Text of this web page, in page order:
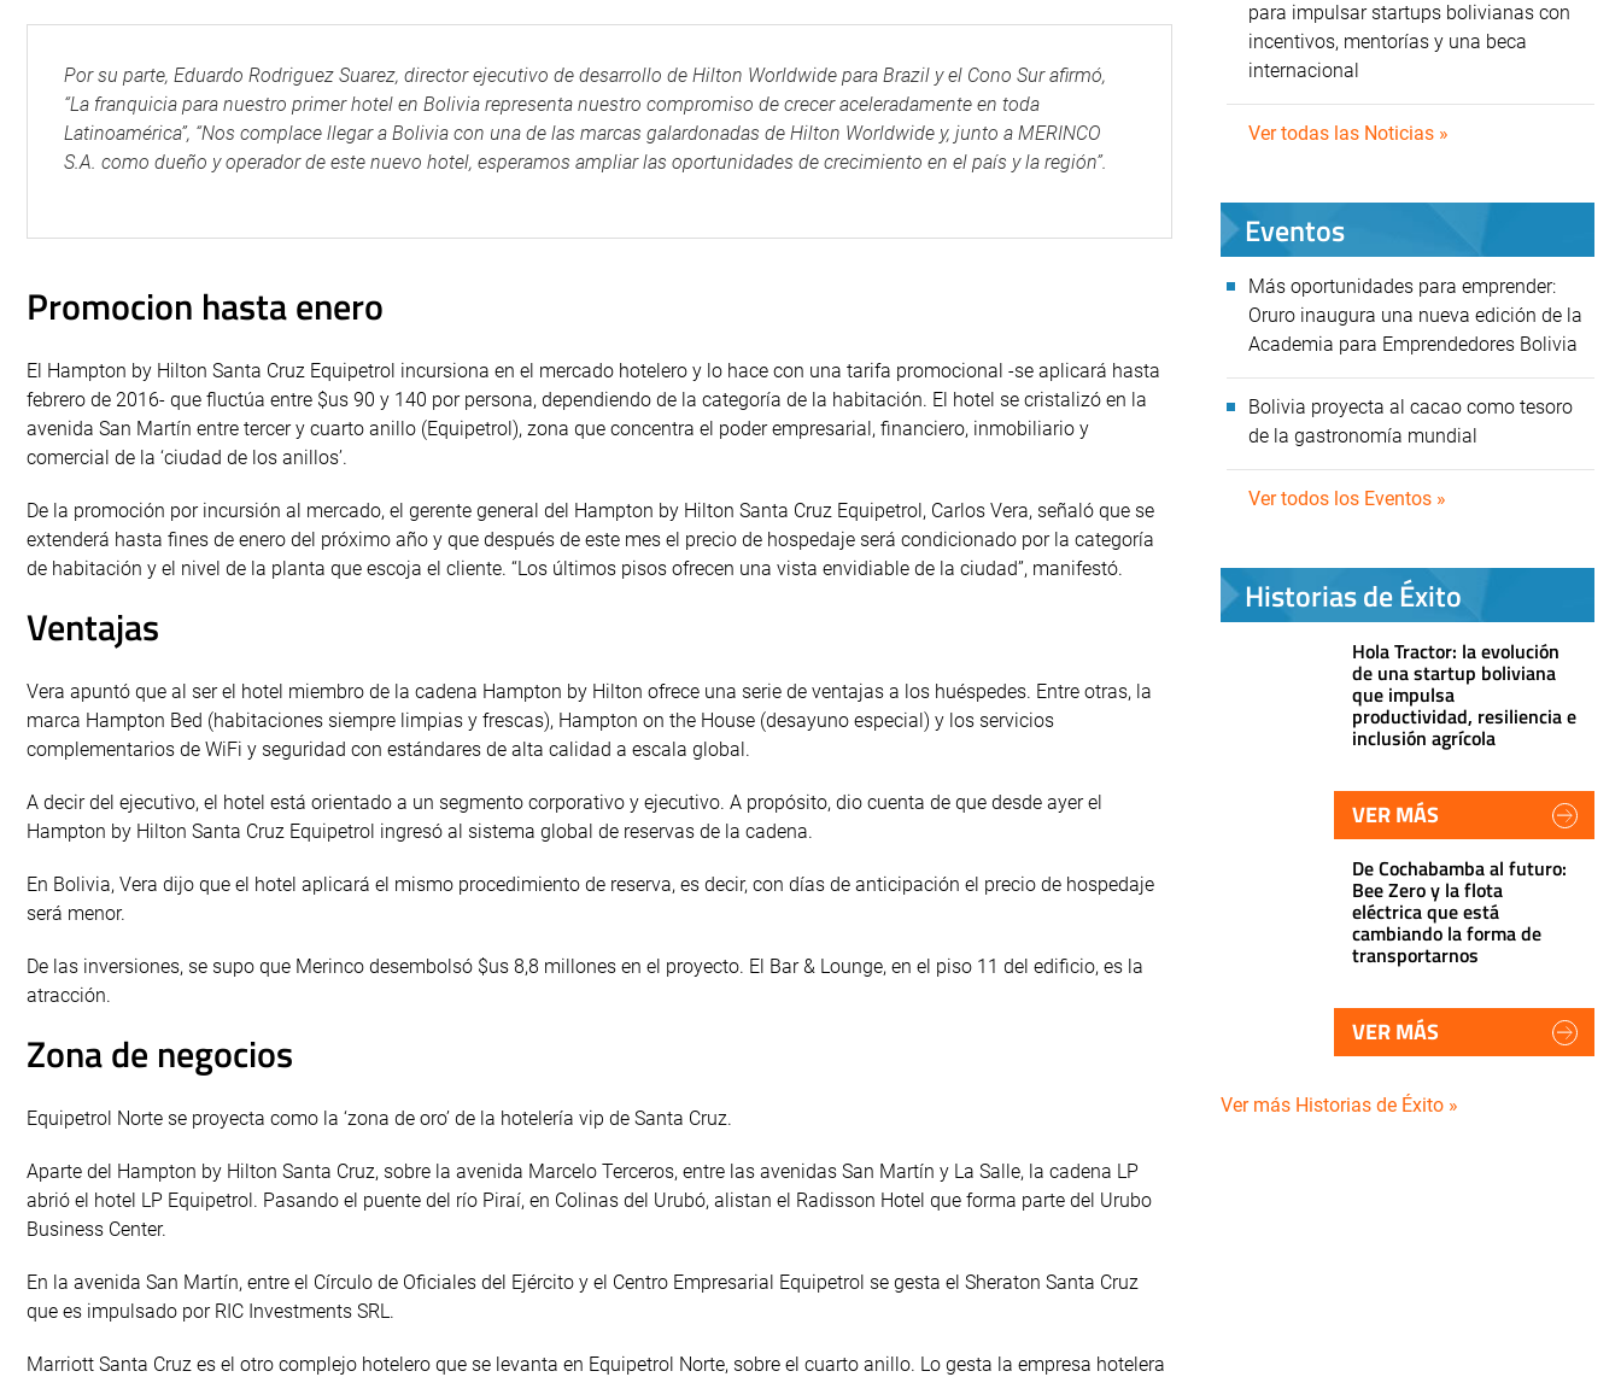
Por su parte, Eduardo Rodriguez Suarez, director ejecutivo de desarrollo de Hilton Worldwide para Brazil y el Cono Sur afirmó,
“La franquicia para nuestro primer hotel en Bolivia representa nuestro compromiso de crecer aceleradamente en toda
Latinoamérica”, “Nos complace llegar a Bolivia con una de las marcas galardonadas de Hilton Worldwide y, junto a MERINCO
S.A. como dueño y operador de este nuevo hotel, esperamos ampliar las oportunidades de crecimiento en el país y la región”.
Promocion hasta enero
El Hampton by Hilton Santa Cruz Equipetrol incursiona en el mercado hotelero y lo hace con una tarifa promocional -se aplicará hasta
febrero de 2016- que fluctúa entre $us 90 y 140 por persona, dependiendo de la categoría de la habitación. El hotel se cristalizó en la
avenida San Martín entre tercer y cuarto anillo (Equipetrol), zona que concentra el poder empresarial, financiero, inmobiliario y
comercial de la ‘ciudad de los anillos’.
De la promoción por incursión al mercado, el gerente general del Hampton by Hilton Santa Cruz Equipetrol, Carlos Vera, señaló que se
extenderá hasta fines de enero del próximo año y que después de este mes el precio de hospedaje será condicionado por la categoría
de habitación y el nivel de la planta que escoja el cliente. “Los últimos pisos ofrecen una vista envidiable de la ciudad”, manifestó.
Ventajas
Vera apuntó que al ser el hotel miembro de la cadena Hampton by Hilton ofrece una serie de ventajas a los huéspedes. Entre otras, la
marca Hampton Bed (habitaciones siempre limpias y frescas), Hampton on the House (desayuno especial) y los servicios
complementarios de WiFi y seguridad con estándares de alta calidad a escala global.
A decir del ejecutivo, el hotel está orientado a un segmento corporativo y ejecutivo. A propósito, dio cuenta de que desde ayer el
Hampton by Hilton Santa Cruz Equipetrol ingresó al sistema global de reservas de la cadena.
En Bolivia, Vera dijo que el hotel aplicará el mismo procedimiento de reserva, es decir, con días de anticipación el precio de hospedaje
será menor.
De las inversiones, se supo que Merinco desembolsó $us 8,8 millones en el proyecto. El Bar & Lounge, en el piso 11 del edificio, es la
atracción.
Zona de negocios
Equipetrol Norte se proyecta como la ‘zona de oro’ de la hotelería vip de Santa Cruz.
Aparte del Hampton by Hilton Santa Cruz, sobre la avenida Marcelo Terceros, entre las avenidas San Martín y La Salle, la cadena LP
abrió el hotel LP Equipetrol. Pasando el puente del río Piraí, en Colinas del Urubó, alistan el Radisson Hotel que forma parte del Urubo
Business Center.
En la avenida San Martín, entre el Círculo de Oficiales del Ejército y el Centro Empresarial Equipetrol se gesta el Sheraton Santa Cruz
que es impulsado por RIC Investments SRL.
Marriott Santa Cruz es el otro complejo hotelero que se levanta en Equipetrol Norte, sobre el cuarto anillo. Lo gesta la empresa hotelera
para impulsar startups bolivianas con
incentivos, mentorías y una beca
internacional
Ver todas las Noticias »
Eventos
Más oportunidades para emprender:
Oruro inaugura una nueva edición de la
Academia para Emprendedores Bolivia
Bolivia proyecta al cacao como tesoro
de la gastronomía mundial
Ver todos los Eventos »
Historias de Éxito
Hola Tractor: la evolución
de una startup boliviana
que impulsa
productividad, resiliencia e
inclusión agrícola
VER MÁS
De Cochabamba al futuro:
Bee Zero y la flota
eléctrica que está
cambiando la forma de
transportarnos
VER MÁS
Ver más Historias de Éxito »